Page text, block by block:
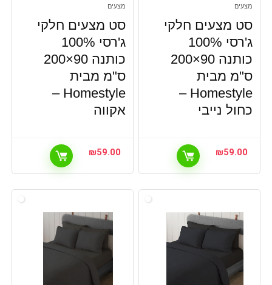
מצעים
סט מצעים חלקי
ג'רסי 100%
כותנה 90×200
ס"מ מבית
Homestyle –
כחול נייבי
₪59.00
מצעים
סט מצעים חלקי
ג'רסי 100%
כותנה 90×200
ס"מ מבית
Homestyle –
אקווה
₪59.00